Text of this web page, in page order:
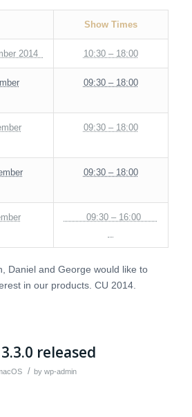
Show Times
2014 10:30 – 18:00
09:30 – 18:00
09:30 – 18:00
09:30 – 18:00
09:30 – 16:00
Daniel and George would like to
in our products. CU 2014.
released
/ by wp-admin